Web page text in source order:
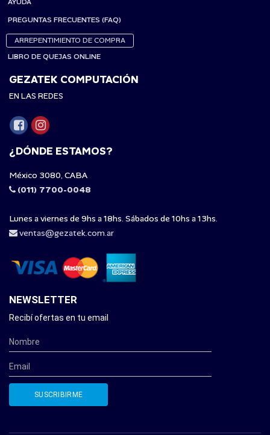
PREGUNTAS FRECUENTES (FAQ)
ARREPENTIMIENTO DE COMPRA
LIBRO DE QUEJAS ONLINE
GEZATEK COMPUTACIÓN
EN LAS REDES
¿DÓNDE ESTAMOS?
México 3080, CABA
(011) 7700-0048
Lunes a viernes de 9hs a 18hs. Sábados de 10hs a 13hs.
ventas@gezatek.com.ar
NEWSLETTER
Recibí ofertas en tu email